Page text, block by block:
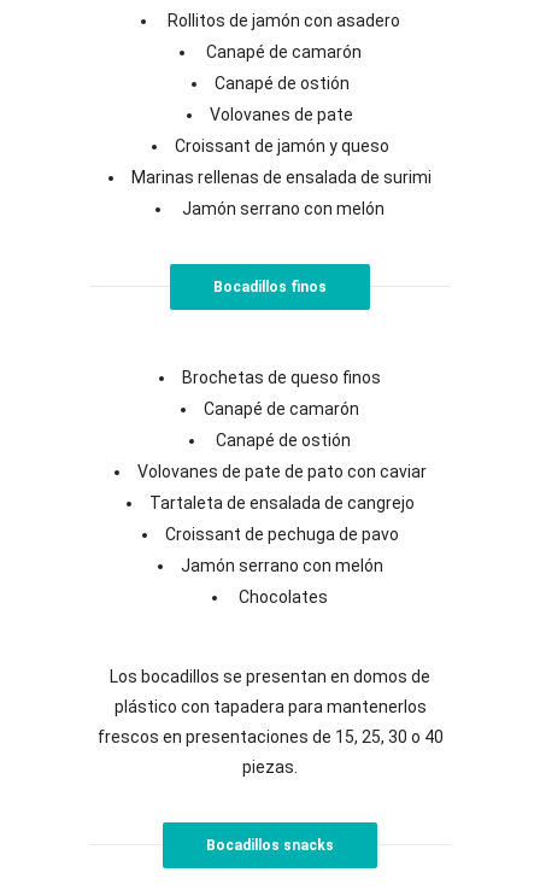
Rollitos de jamón con asadero
Canapé de camarón
Canapé de ostión
Volovanes de pate
Croissant de jamón y queso
Marinas rellenas de ensalada de surimi
Jamón serrano con melón
Bocadillos finos
Brochetas de queso finos
Canapé de camarón
Canapé de ostión
Volovanes de pate de pato con caviar
Tartaleta de ensalada de cangrejo
Croissant de pechuga de pavo
Jamón serrano con melón
Chocolates
Los bocadillos se presentan en domos de
plástico con tapadera para mantenerlos
frescos en presentaciones de 15, 25, 30 o 40
piezas.
Bocadillos snacks